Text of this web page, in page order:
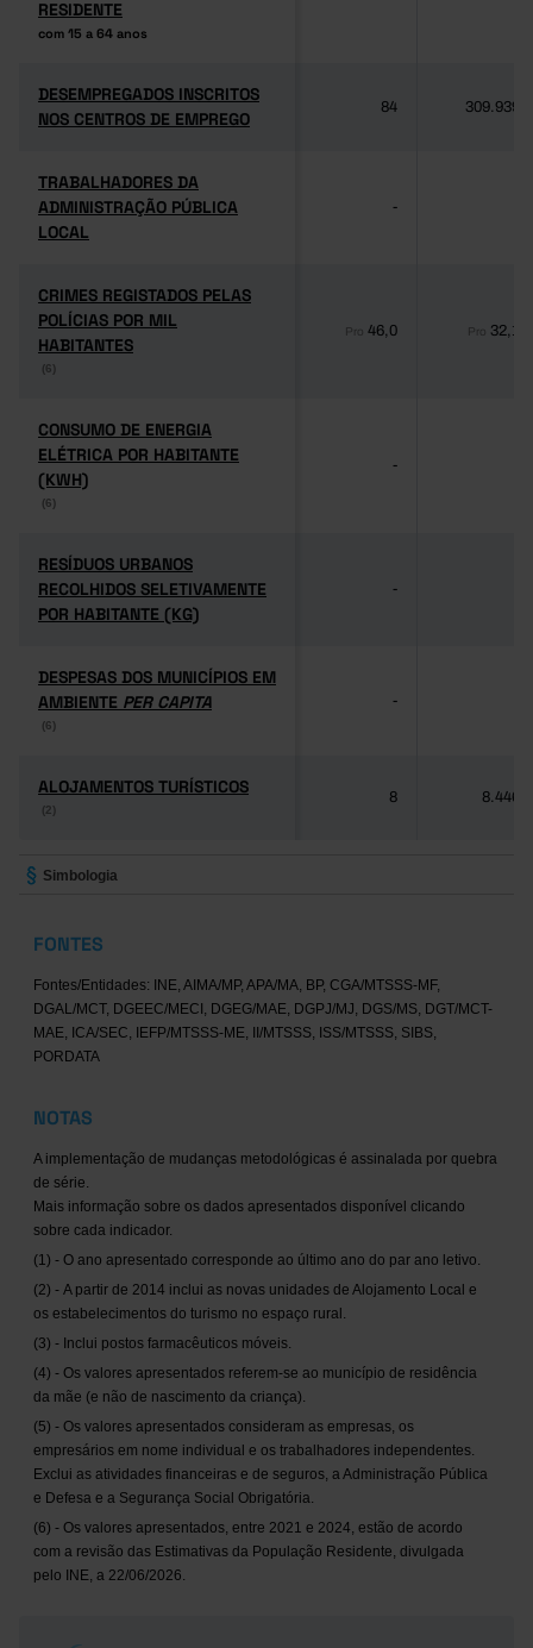
RESIDENTE
com 15 a 64 anos
RESIDENTE
com 15 a 64 anos
DESEMPREGADOS INSCRITOS
NOS CENTROS DE EMPREGO
DESEMPREGADOS INSCRITOS
NOS CENTROS DE EMPREGO
84 309.939
TRABALHADORES DA
ADMINISTRAÇÃO PÚBLICA
LOCAL
TRABALHADORES DA
ADMINISTRAÇÃO PÚBLICA
LOCAL
-
CRIMES REGISTADOS PELAS
POLÍCIAS POR MIL
HABITANTES
(6)
CRIMES REGISTADOS PELAS
POLÍCIAS POR MIL
HABITANTES
(6)
Pro 46,0 Pro 32,1
CONSUMO DE ENERGIA
ELÉTRICA POR HABITANTE
(KWH)
(6)
CONSUMO DE ENERGIA
ELÉTRICA POR HABITANTE
(KWH)
(6)
-
RESÍDUOS URBANOS
RECOLHIDOS SELETIVAMENTE
POR HABITANTE (KG)
RESÍDUOS URBANOS
RECOLHIDOS SELETIVAMENTE
POR HABITANTE (KG)
-
DESPESAS DOS MUNICÍPIOS EM
AMBIENTE PER CAPITA
(6)
DESPESAS DOS MUNICÍPIOS EM
AMBIENTE PER CAPITA
(6)
-
ALOJAMENTOS TURÍSTICOS
(2)
ALOJAMENTOS TURÍSTICOS
(2)
8 8.446
Simbologia
FONTES
Fontes/Entidades: INE, AIMA/MP, APA/MA, BP, CGA/MTSSS-MF,
DGAL/MCT, DGEEC/MECI, DGEG/MAE, DGPJ/MJ, DGS/MS, DGT/MCT-
MAE, ICA/SEC, IEFP/MTSSS-ME, II/MTSSS, ISS/MTSSS, SIBS,
PORDATA
NOTAS
A implementação de mudanças metodológicas é assinalada por quebra
de série.
Mais informação sobre os dados apresentados disponível clicando
sobre cada indicador.
(1) - O ano apresentado corresponde ao último ano do par ano letivo.
(2) - A partir de 2014 inclui as novas unidades de Alojamento Local e
os estabelecimentos do turismo no espaço rural.
(3) - Inclui postos farmacêuticos móveis.
(4) - Os valores apresentados referem-se ao município de residência
da mãe (e não de nascimento da criança).
(5) - Os valores apresentados consideram as empresas, os
empresários em nome individual e os trabalhadores independentes.
Exclui as atividades financeiras e de seguros, a Administração Pública
e Defesa e a Segurança Social Obrigatória.
(6) - Os valores apresentados, entre 2021 e 2024, estão de acordo
com a revisão das Estimativas da População Residente, divulgada
pelo INE, a 22/06/2026.